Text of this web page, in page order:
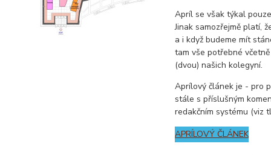
Apríl se však týkal
Jinak samozřejmě platí,
a i když budeme mít
tam vše potřebné
(dvou) našich kolegyní.
Aprílový článek je - pro
stále s příslušným
redakčním systému (viz
APRÍLOVÝ ČLÁNEK